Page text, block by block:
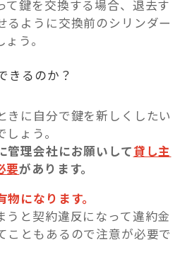
て鍵を交換する場合、退去す
るように交換前のシリンダー
う。
きるのか？
きに自分で鍵を新しくしたい
ょう。
管理会社にお願いして貸し主
要があります。
になります。
うと契約違反になって違約金
ともあるので注意が必要で